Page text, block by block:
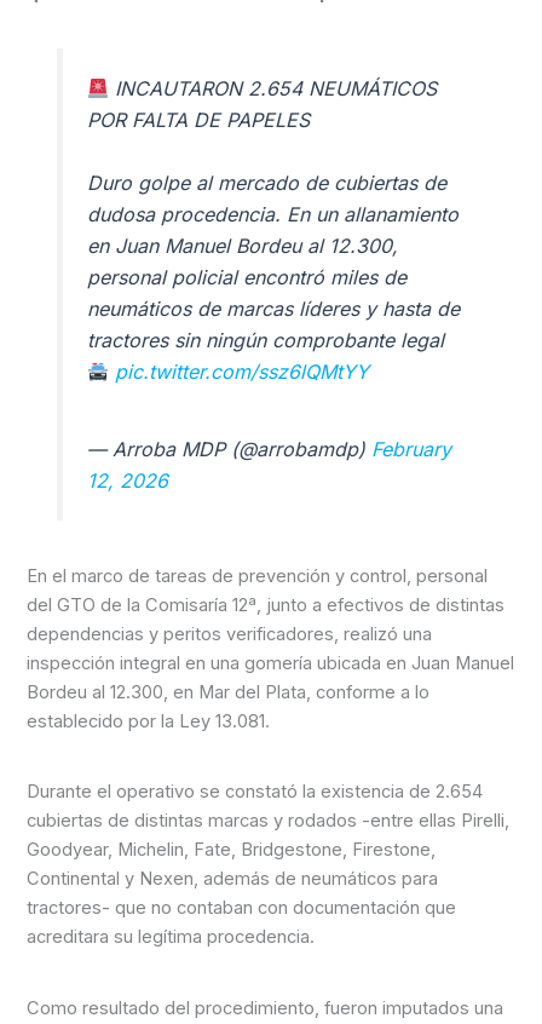
INCAUTARON 2.654 NEUMÁTICOS
POR FALTA DE PAPELES
Duro golpe al mercado de cubiertas de
dudosa procedencia. En un allanamiento
en Juan Manuel Bordeu al 12.300,
personal policial encontró miles de
neumáticos de marcas líderes y hasta de
tractores sin ningún comprobante legal
pic.twitter.com/ssz6lQMtYY
— Arroba MDP (@arrobamdp) February
12, 2026
En el marco de tareas de prevención y control, personal
del GTO de la Comisaría 12ª, junto a efectivos de distintas
dependencias y peritos verificadores, realizó una
inspección integral en una gomería ubicada en Juan Manuel
Bordeu al 12.300, en Mar del Plata, conforme a lo
establecido por la Ley 13.081.
Durante el operativo se constató la existencia de 2.654
cubiertas de distintas marcas y rodados -entre ellas Pirelli,
Goodyear, Michelin, Fate, Bridgestone, Firestone,
Continental y Nexen, además de neumáticos para
tractores- que no contaban con documentación que
acreditara su legítima procedencia.
Como resultado del procedimiento, fueron imputados una